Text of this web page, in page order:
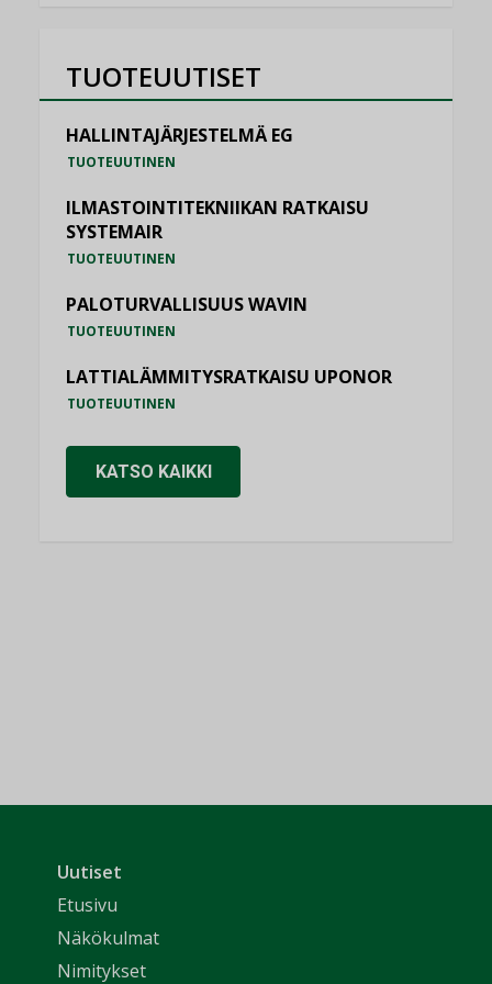
TUOTEUUTISET
HALLINTAJÄRJESTELMÄ EG
TUOTEUUTINEN
ILMASTOINTITEKNIIKAN RATKAISU
SYSTEMAIR
TUOTEUUTINEN
PALOTURVALLISUUS WAVIN
TUOTEUUTINEN
LATTIALÄMMITYSRATKAISU UPONOR
TUOTEUUTINEN
KATSO KAIKKI
Uutiset
Etusivu
Näkökulmat
Nimitykset